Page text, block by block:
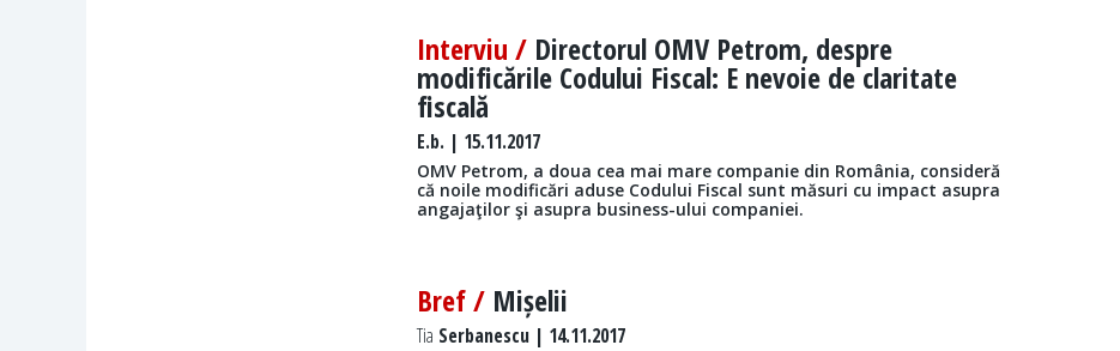
Interviu / Directorul OMV Petrom, despre
modificările Codului Fiscal: E nevoie de claritate
fiscală
E.b. | 15.11.2017
OMV Petrom, a doua cea mai mare companie din România, consideră
că noile modificări aduse Codului Fiscal sunt măsuri cu impact asupra
angajaţilor şi asupra business-ului companiei.
Bref / Mișelii
Tia Serbanescu | 14.11.2017